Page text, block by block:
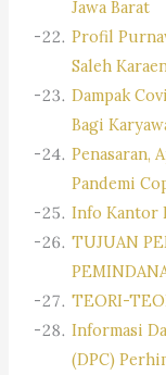
Jawa Barat
Profil
Saleh
Dampak
Bagi
Penasaran,
Pandemi
Info Kantor
TUJUAN
TEORI-
Informasi
(DPC)